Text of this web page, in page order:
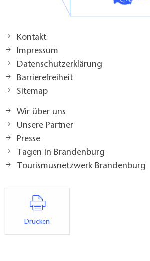
Kontakt
Impressum
Datenschutzerklärung
Barrierefreiheit
Sitemap
Wir über uns
Unsere Partner
Presse
Tagen in Brandenburg
Tourismusnetzwerk Brandenburg
Drucken